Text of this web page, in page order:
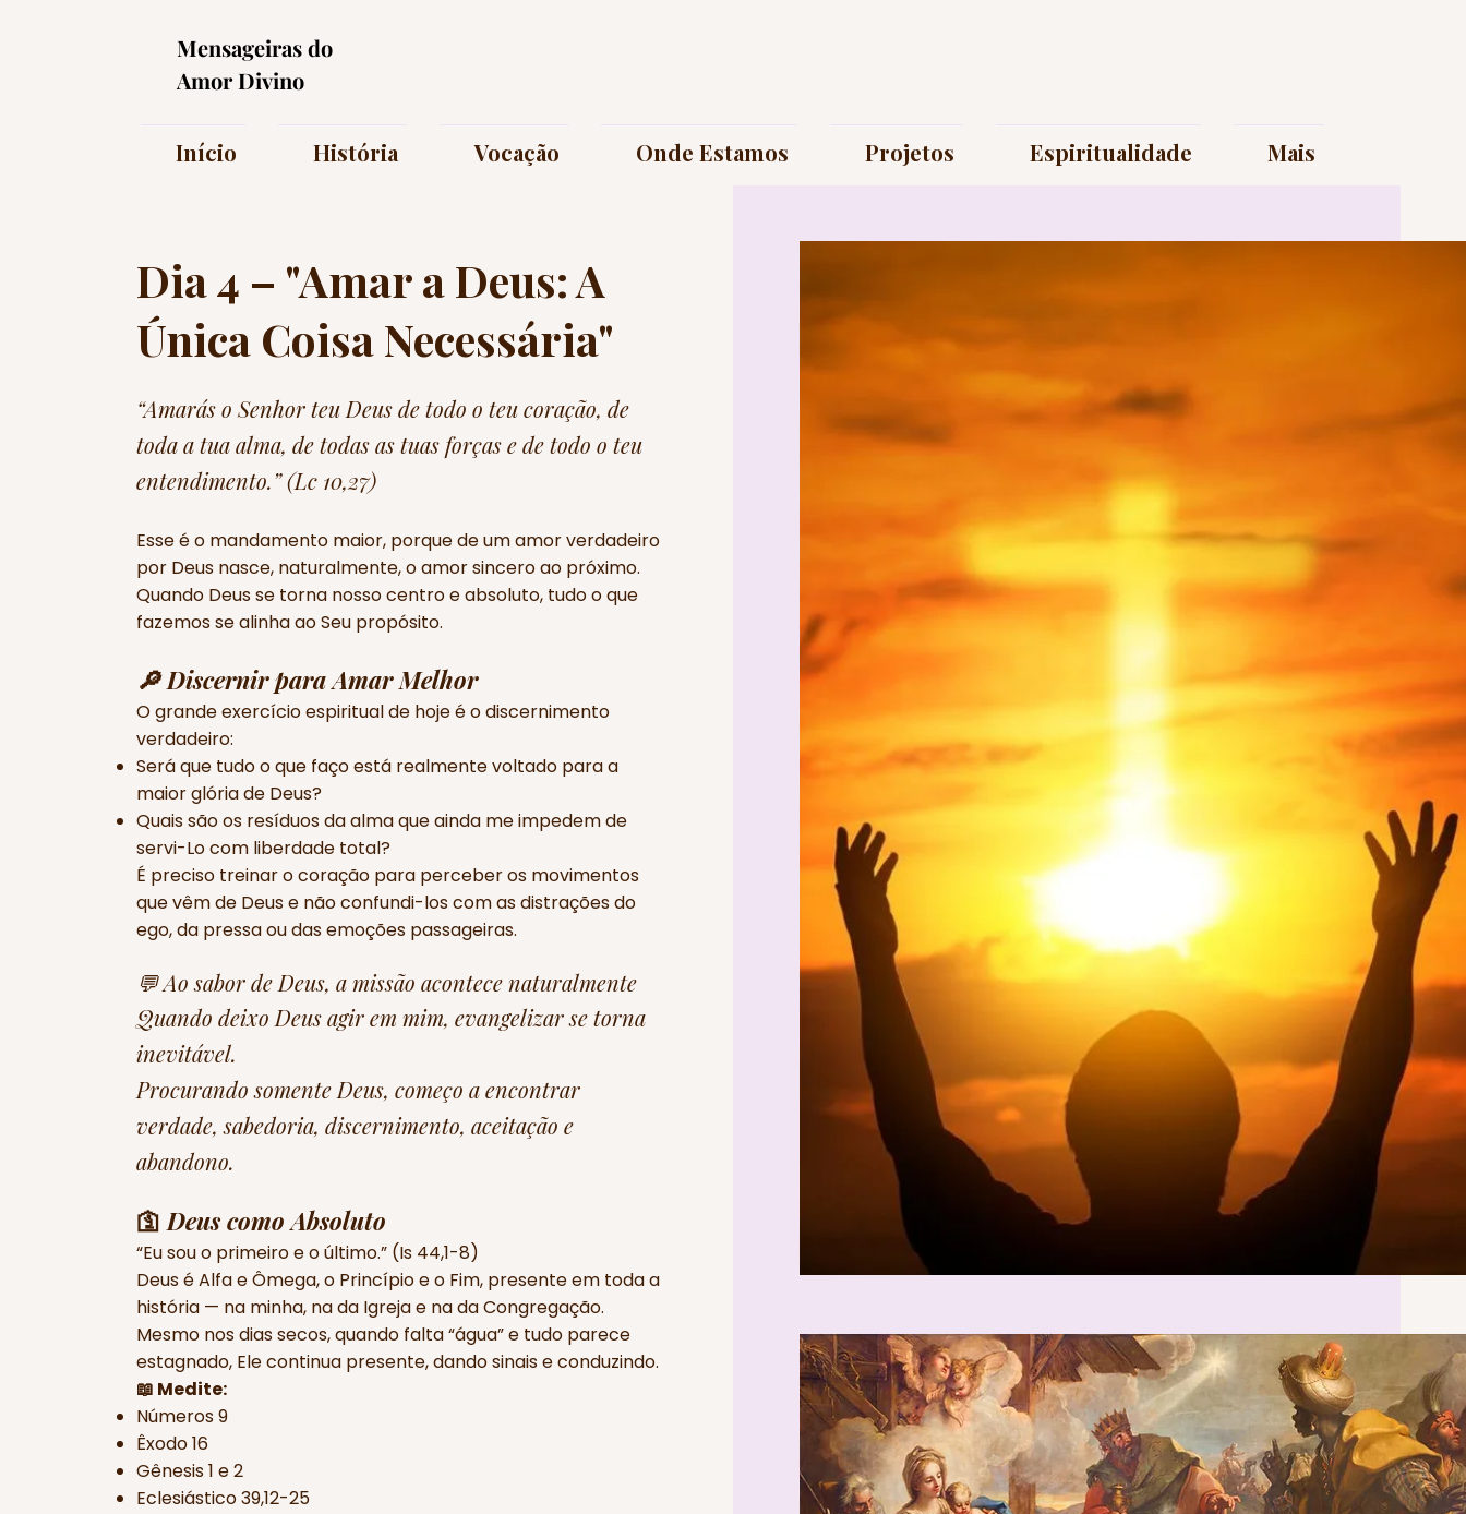
Mensageiras do
Amor Divino
Início História Vocação Onde Estamos Projetos Espiritualidade Mais
Dia 4 – "Amar a Deus: A
Única Coisa Necessária"
“Amarás o Senhor teu Deus de todo o teu coração, de
toda a tua alma, de todas as tuas forças e de todo o teu
entendimento.” (Lc 10,27)
Esse é o mandamento maior, porque de um amor verdadeiro
por Deus nasce, naturalmente, o amor sincero ao próximo.
Quando Deus se torna nosso centro e absoluto, tudo o que
fazemos se alinha ao Seu propósito.
🔎 Discernir para Amar Melhor
O grande exercício espiritual de hoje é o discernimento
verdadeiro:
Será que tudo o que faço está realmente voltado para a
maior glória de Deus?
Quais são os resíduos da alma que ainda me impedem de
servi-Lo com liberdade total?
É preciso treinar o coração para perceber os movimentos
que vêm de Deus e não confundi-los com as distrações do
ego, da pressa ou das emoções passageiras.
💬 Ao sabor de Deus, a missão acontece naturalmente
Quando deixo Deus agir em mim, evangelizar se torna
inevitável.
Procurando somente Deus, começo a encontrar
verdade, sabedoria, discernimento, aceitação e
abandono.
🛐 Deus como Absoluto
“Eu sou o primeiro e o último.” (Is 44,1-8)
Deus é Alfa e Ômega, o Princípio e o Fim, presente em toda a
história — na minha, na da Igreja e na da Congregação.
Mesmo nos dias secos, quando falta “água” e tudo parece
estagnado, Ele continua presente, dando sinais e conduzindo.
📖 Medite:
Números 9
Êxodo 16
Gênesis 1 e 2
Eclesiástico 39,12-25